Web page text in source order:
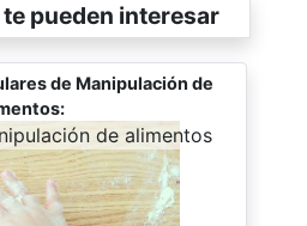
pueden interesar
de Manipulación de
de alimentos